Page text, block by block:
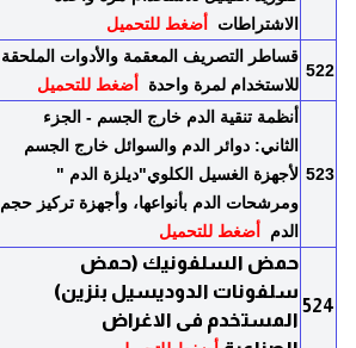
الاشتراطات
أضغط للتحميل
522
قساطر التصريف المعقمة والأدوات الملحقة
للاستخدام لمرة واحدة
أضغط للتحميل
523
أنظمة تنقية الدم خارج الجسم - الجزء
الثاني: دوائر الدم والسوائل خارج الجسم
لأجهزة الغسيل الكلوي"ديلزة الدم "
ومرشحات الدم بأنواعها، وأجهزة تركيز حجم
الدم
أضغط للتحميل
524
حمض السلفونيك (حمض
سلفونات الدوديسيل بنزين)
المستخدم فى الاغراض